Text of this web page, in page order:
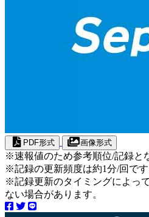
PDF形式 画像形式
※速報値のため参考順位/記録と
※記録の更新頻度は約1分/回です
※記録更新のタイミングによっ
ない場合があります。